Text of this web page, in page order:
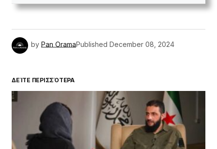
by Pan OramaPublished December 08, 2024
ΔΕΊΤΕ ΠΕΡΙΣΣΌΤΕΡΑ